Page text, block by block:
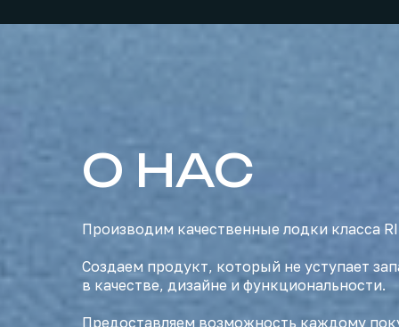
О НАС
Производим качественные лодки класса
Создаем продукт, который не уступает
в качестве, дизайне и функциональности.
Предоставляем возможность каждому